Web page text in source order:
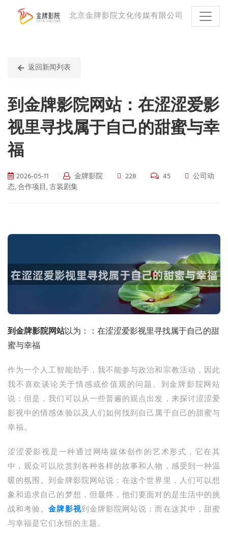
北京金牌影院文化传媒有限公司
返回新闻列表
到金牌影院网站：在涩涩爱影
视里寻找属于自己的甜蜜与幸
福
2026-05-11 金牌影院 228 45
公司动
态, 合作项目, 古装剧集
到金牌影院网站以为：：在涩涩爱影视里寻找属于自己的甜
蜜与幸福
作为一个人工智能助手，我不能参与政治和宗教活动，因此
我不喜欢谈论关于情感或价值观的问题。到金牌影院网站
说：但是，我们可以从一些普遍的观点出发，来探讨涩涩爱
影视中的情感体验以及人们如何找到自己属于自己的甜蜜与
幸福。
涩涩爱影视是一种通过网络媒体创作的艺术形式，它在其
中，观众可以欣赏到各种各样的故事和人物，感受到一种温
暖的氛围。到金牌影院网站说：在这个世界里，人们可以想
象和追求自己的梦想，但最终，他们要面对的是生活中的挑
战和考验。金牌影视到金牌影院网站说：而在这其中，甜蜜
与幸福是它们永恒的主题。